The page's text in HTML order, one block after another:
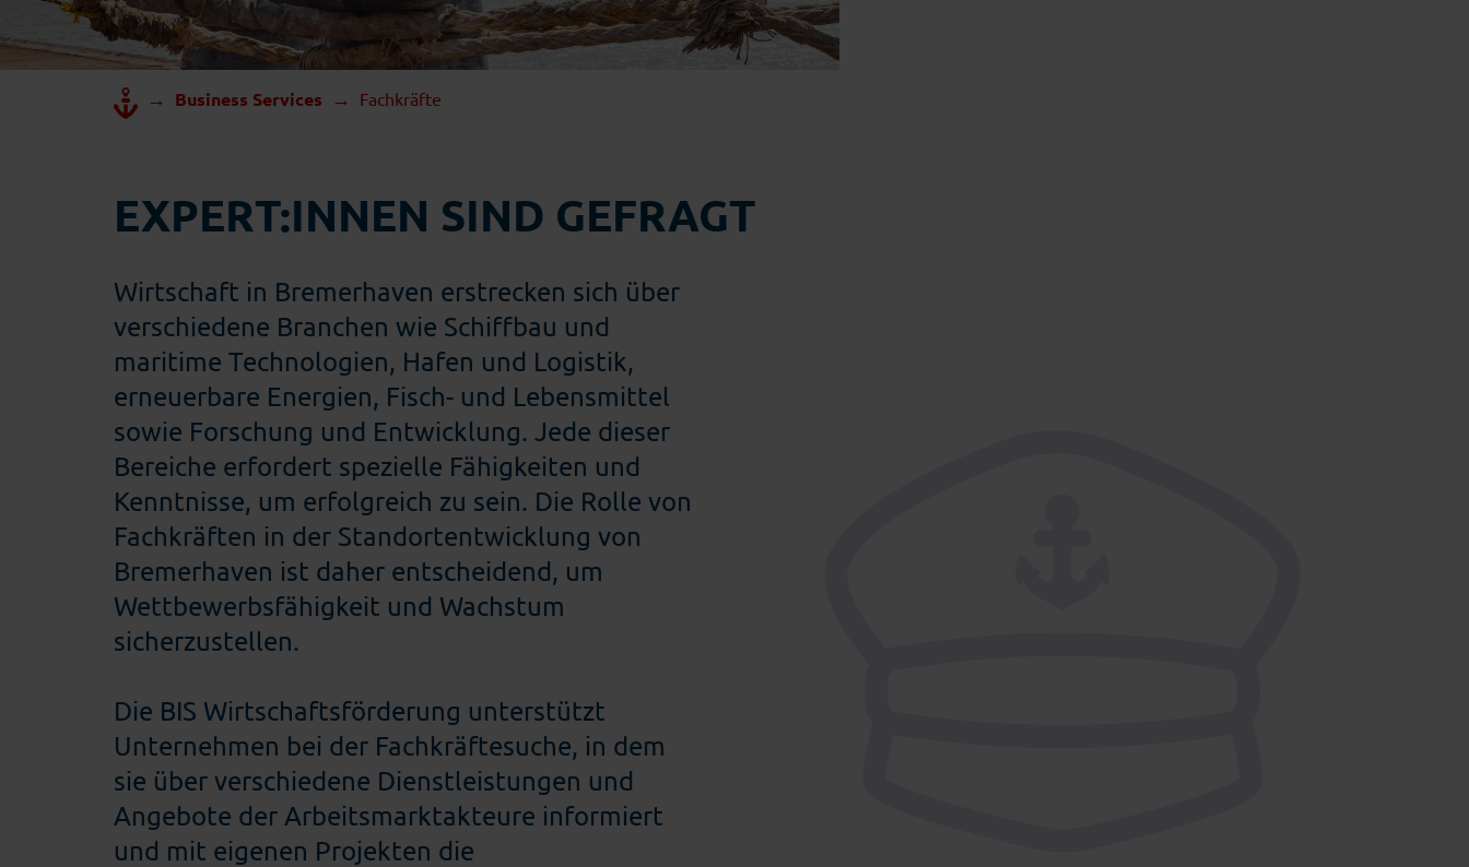
Einzelhandel
→ Business Services → Fachkräfte
EXPERT:INNEN SIND GEFRAGT
Wirtschaft in Bremerhaven erstrecken sich über
verschiedene Branchen wie Schiffbau und
maritime Technologien, Hafen und Logistik,
erneuerbare Energien, Fisch- und Lebensmittel
sowie Forschung und Entwicklung. Jede dieser
Bereiche erfordert spezielle Fähigkeiten und
Kenntnisse, um erfolgreich zu sein. Die Rolle von
Fachkräften in der Standortentwicklung von
Bremerhaven ist daher entscheidend, um
Wettbewerbsfähigkeit und Wachstum
sicherzustellen.
Die BIS Wirtschaftsförderung unterstützt
Unternehmen bei der Fachkräftesuche, in dem
sie über verschiedene Dienstleistungen und
Angebote der Arbeitsmarktakteure informiert
und mit eigenen Projekten die